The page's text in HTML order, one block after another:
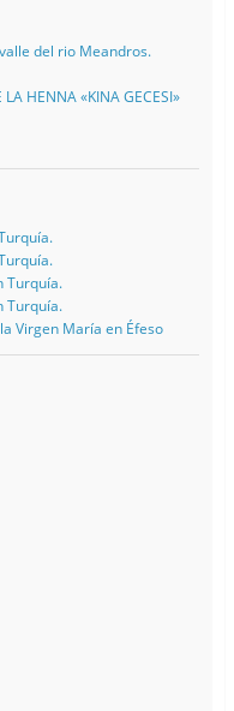
del rio Meandros.
HENNA «KINA GECESI»
Turquía.
Turquía.
Virgen María en Éfeso